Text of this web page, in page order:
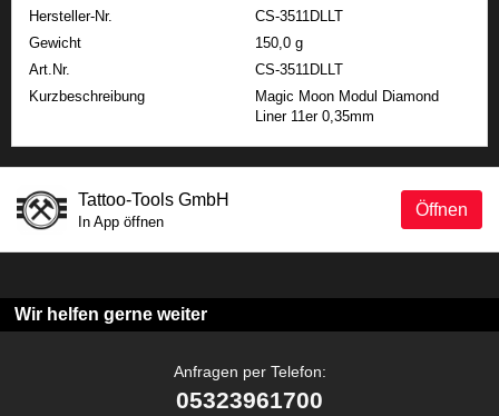
Hersteller-Nr.
CS-3511DLLT
Gewicht
150,0 g
Art.Nr.
CS-3511DLLT
Kurzbeschreibung
Magic Moon Modul Diamond
Liner 11er 0,35mm
Öffnen
Tattoo-Tools GmbH
In App öffnen
Wir helfen gerne weiter
Anfragen per Telefon:
05323961700